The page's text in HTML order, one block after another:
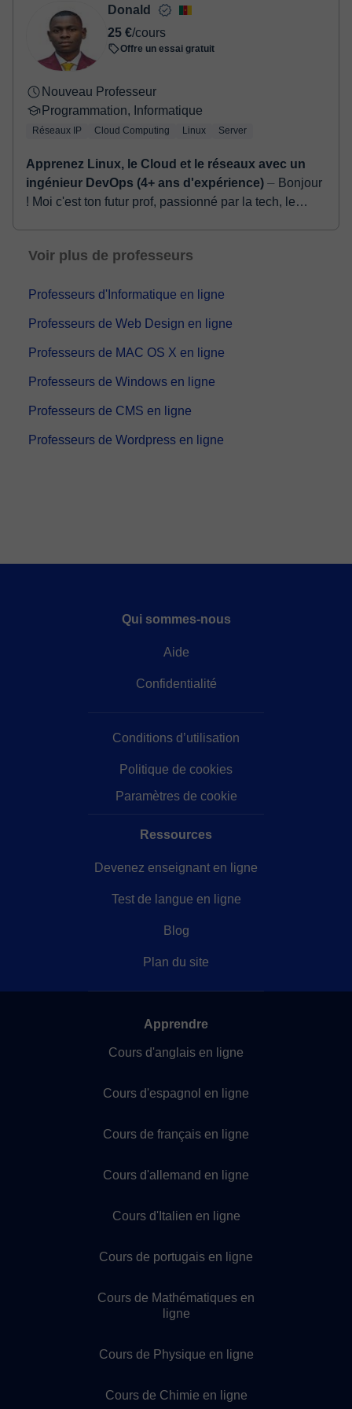
Donald
25 €/cours
Offre un essai gratuit
Nouveau Professeur
Programmation, Informatique
Réseaux IP Cloud Computing Linux Server
Apprenez Linux, le Cloud et le réseaux avec un
ingénieur DevOps (4+ ans d'expérience) ⏤ Bonjour
! Moi c'est ton futur prof, passionné par la tech, le
Voir plus de professeurs
Professeurs d'Informatique en ligne
Professeurs de Web Design en ligne
Professeurs de MAC OS X en ligne
Professeurs de Windows en ligne
Professeurs de CMS en ligne
Professeurs de Wordpress en ligne
Qui sommes-nous
Aide
Confidentialité
Conditions d’utilisation
Politique de cookies
Paramètres de cookie
Ressources
Devenez enseignant en ligne
Test de langue en ligne
Blog
Plan du site
Apprendre
Cours d'anglais en ligne
Cours d'espagnol en ligne
Cours de français en ligne
Cours d'allemand en ligne
Cours d'Italien en ligne
Cours de portugais en ligne
Cours de Mathématiques en
ligne
Cours de Physique en ligne
Cours de Chimie en ligne